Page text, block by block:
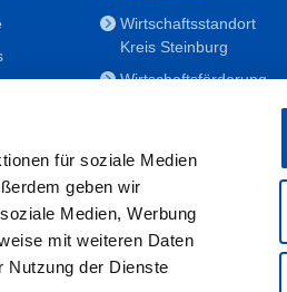
für soziale Medien
geben wir
Medien, Werbung
mit weiteren Daten
Nutzung der Dienste
Wirtschaftsstandort
Kreis Steinburg
Wirtschaftsförderung
Zahlen, Daten,
Fakten
Gewerbeflächen